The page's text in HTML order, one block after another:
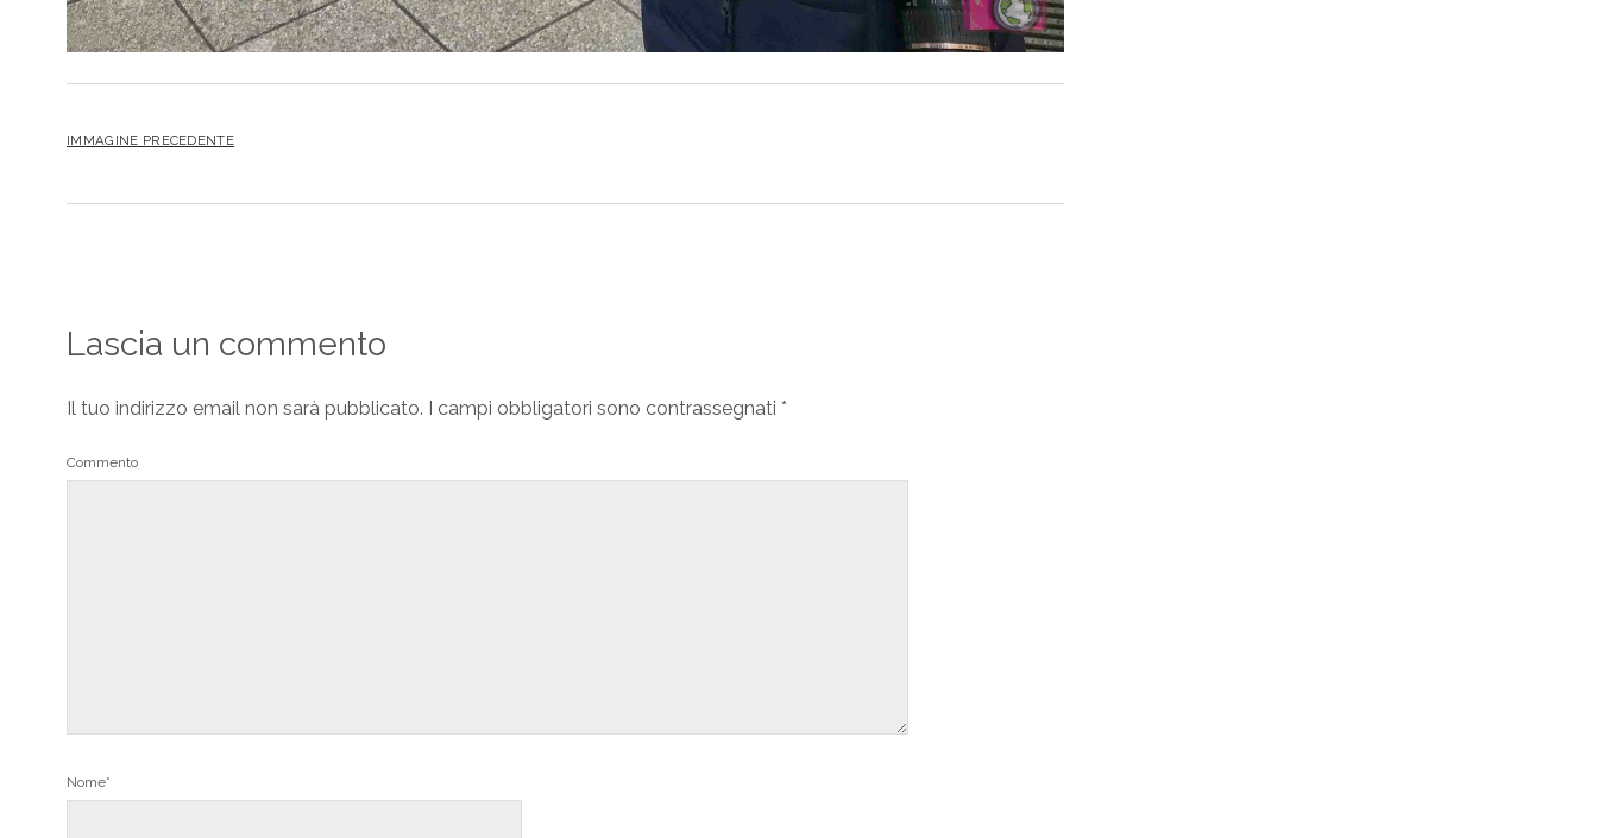
IMMAGINE PRECEDENTE
Lascia un commento
Il tuo indirizzo email non sarà pubblicato. I campi obbligatori sono contrassegnati *
Commento
Nome*